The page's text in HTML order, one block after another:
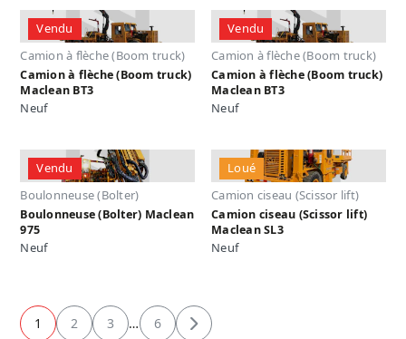
Vendu
Camion à flèche (Boom truck)
Camion à flèche (Boom truck)
Maclean BT3
Neuf
Vendu
Camion à flèche (Boom truck)
Camion à flèche (Boom truck)
Maclean BT3
Neuf
Vendu
Boulonneuse (Bolter)
Boulonneuse (Bolter) Maclean
975
Neuf
Loué
Camion ciseau (Scissor lift)
Camion ciseau (Scissor lift)
Maclean SL3
Neuf
1 2 3 … 6 Suivant